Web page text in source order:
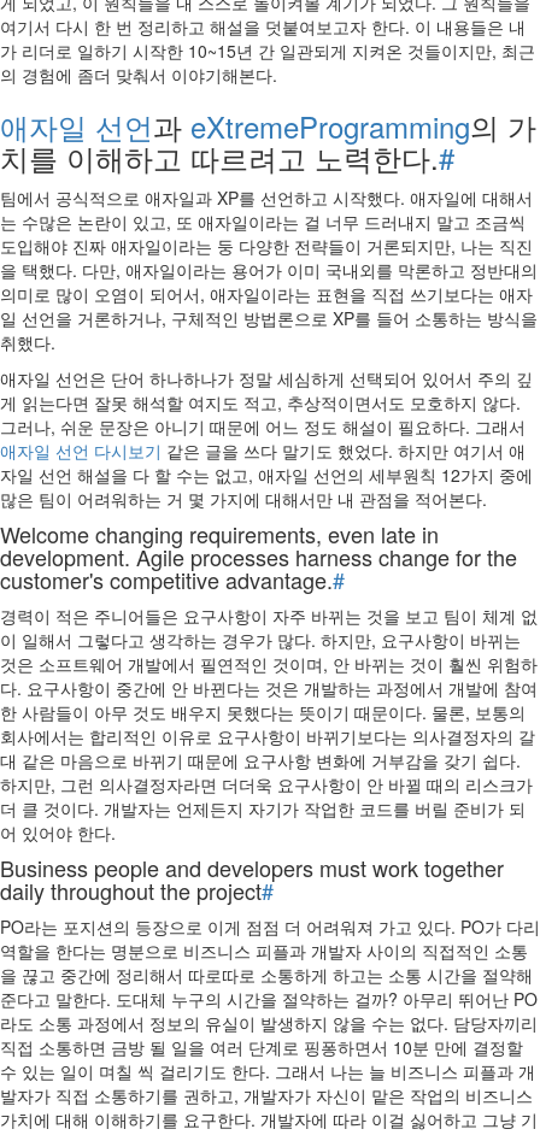
여기서 다시 한 번 정리하고 해설을 덧붙여보고자 한다. 이 내용들은 내
가 리더로 일하기 시작한 10~15년 간 일관되게 지켜온 것들이지만, 최근
의 경험에 좀더 맞춰서 이야기해본다.
애자일 선언과 eXtremeProgramming의 가
치를 이해하고 따르려고 노력한다.#
팀에서 공식적으로 애자일과 XP를 선언하고 시작했다. 애자일에 대해서
는 수많은 논란이 있고, 또 애자일이라는 걸 너무 드러내지 말고 조금씩
도입해야 진짜 애자일이라는 둥 다양한 전략들이 거론되지만, 나는 직진
을 택했다. 다만, 애자일이라는 용어가 이미 국내외를 막론하고 정반대의
의미로 많이 오염이 되어서, 애자일이라는 표현을 직접 쓰기보다는 애자
일 선언을 거론하거나, 구체적인 방법론으로 XP를 들어 소통하는 방식을
취했다.
애자일 선언은 단어 하나하나가 정말 세심하게 선택되어 있어서 주의 깊
게 읽는다면 잘못 해석할 여지도 적고, 추상적이면서도 모호하지 않다.
그러나, 쉬운 문장은 아니기 때문에 어느 정도 해설이 필요하다. 그래서
애자일 선언 다시보기 같은 글을 쓰다 말기도 했었다. 하지만 여기서 애
자일 선언 해설을 다 할 수는 없고, 애자일 선언의 세부원칙 12가지 중에
많은 팀이 어려워하는 거 몇 가지에 대해서만 내 관점을 적어본다.
Welcome changing requirements, even late in
development. Agile processes harness change for the
customer's competitive advantage.#
경력이 적은 주니어들은 요구사항이 자주 바뀌는 것을 보고 팀이 체계 없
이 일해서 그렇다고 생각하는 경우가 많다. 하지만, 요구사항이 바뀌는
것은 소프트웨어 개발에서 필연적인 것이며, 안 바뀌는 것이 훨씬 위험하
다. 요구사항이 중간에 안 바뀐다는 것은 개발하는 과정에서 개발에 참여
한 사람들이 아무 것도 배우지 못했다는 뜻이기 때문이다. 물론, 보통의
회사에서는 합리적인 이유로 요구사항이 바뀌기보다는 의사결정자의 갈
대 같은 마음으로 바뀌기 때문에 요구사항 변화에 거부감을 갖기 쉽다.
하지만, 그런 의사결정자라면 더더욱 요구사항이 안 바뀔 때의 리스크가
더 클 것이다. 개발자는 언제든지 자기가 작업한 코드를 버릴 준비가 되
어 있어야 한다.
Business people and developers must work together
daily throughout the project#
PO라는 포지션의 등장으로 이게 점점 더 어려워져 가고 있다. PO가 다리
역할을 한다는 명분으로 비즈니스 피플과 개발자 사이의 직접적인 소통
을 끊고 중간에 정리해서 따로따로 소통하게 하고는 소통 시간을 절약해
준다고 말한다. 도대체 누구의 시간을 절약하는 걸까? 아무리 뛰어난 PO
라도 소통 과정에서 정보의 유실이 발생하지 않을 수는 없다. 담당자끼리
직접 소통하면 금방 될 일을 여러 단계로 핑퐁하면서 10분 만에 결정할
수 있는 일이 며칠 씩 걸리기도 한다. 그래서 나는 늘 비즈니스 피플과 개
발자가 직접 소통하기를 권하고, 개발자가 자신이 맡은 작업의 비즈니스
가치에 대해 이해하기를 요구한다. 개발자에 따라 이걸 싫어하고 그냥 기